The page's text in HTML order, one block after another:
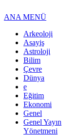
ANA MENÜ
Arkeoloji
Asayiş
Astroloji
Bilim
Çevre
Dünya
e
Eğitim
Ekonomi
Genel
Genel Yayın
Yönetmeni